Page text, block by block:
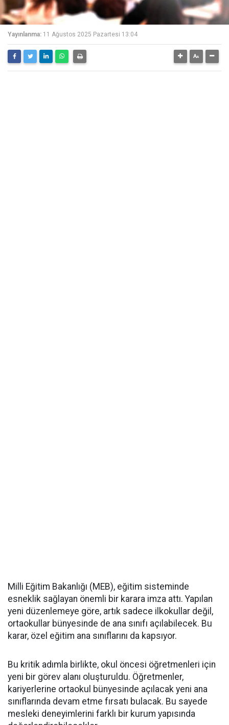
Yayınlanma: 11 Ağustos 2025 Pazartesi 13:04
Milli Eğitim Bakanlığı (MEB), eğitim sisteminde
esneklik sağlayan önemli bir karara imza attı. Yapılan
yeni düzenlemeye göre, artık sadece ilkokullar değil,
ortaokullar bünyesinde de ana sınıfı açılabilecek. Bu
karar, özel eğitim ana sınıflarını da kapsıyor.
Bu kritik adımla birlikte, okul öncesi öğretmenleri için
yeni bir görev alanı oluşturuldu. Öğretmenler,
kariyerlerine ortaokul bünyesinde açılacak yeni ana
sınıflarında devam etme fırsatı bulacak. Bu sayede
mesleki deneyimlerini farklı bir kurum yapısında